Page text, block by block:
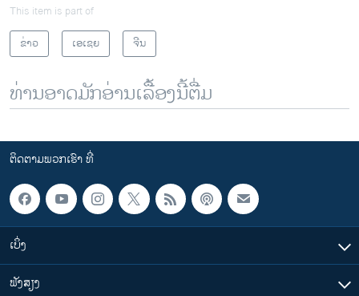
This item is part of
ຂ່າວ
ເອເຊຍ ຈີນ
ທ່ານອາດມັກອ່ານເລື້ອງນີ້ຕື່ມ
ຕິດຕາມພວກເຮົາ ທີ່
ເບິ່ງ
ຟັງສຽງ